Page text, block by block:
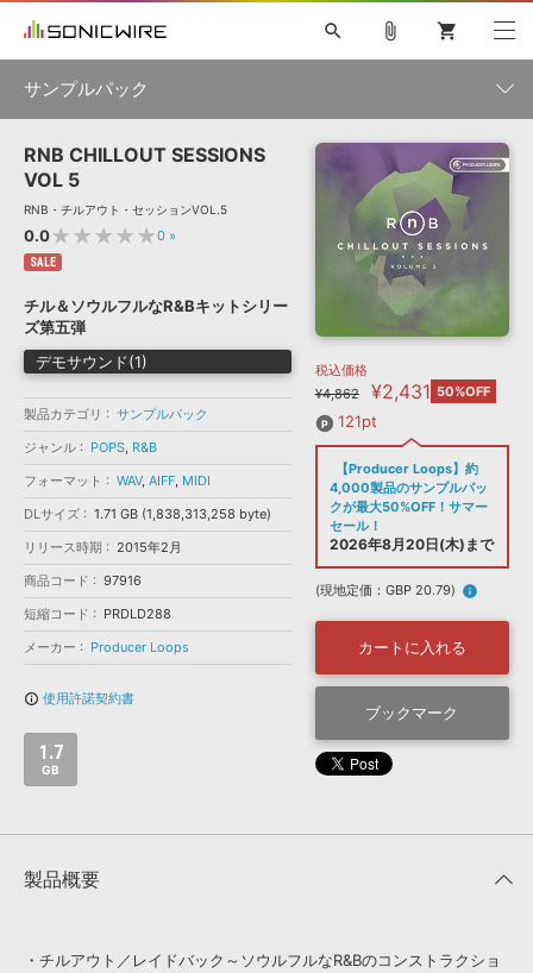
ソフト音源 »
プラグイン・エフェクト »
サンプルパック »
ソフトウェア／ツール »
DAW »
効果音 »
BGM »
キャンペーン »
特集 »
ニュースレター »
SONICWIREブログ »
製品サポート情報 »
DTMガイド »
FAQ »
お問い合わせ »
音楽カード
楽曲配信流通サービス
無償のサウンド管理ソフト
次世代型 ボーカル・エディタ
APS 映像のBGM・セリフを音声分離
SLS
search
初音ミク NT 鏡音リン・レン V4X
MEIKO V3
KAITO V3
SPITFIRE AUDIO
VIENNA
EZ DRUMMER 3
ライセンスフリーBGM
ボーカル抜き出し
DUBSTEP
ROUTER.FM
SONOCA
ソフト音源 プラグイン・エフェクト
ソフトウェア／ツール 効果音
attach_file shopping_cart
サンプルパック
製品一覧
ジャンル
フォーマット
ランキング
RNB CHILLOUT SESSIONS
VOL 5
RNB・チルアウト・セッションVOL.5
0.0★★★★★0 »
SALE
チル＆ソウルフルなR&Bキットシリー
ズ第五弾
デモサウンド(1)
製品カテゴリ
サンプルパック
ジャンル
POPS, R&B
フォーマット
WAV, AIFF, MIDI
DLサイズ
1.71 GB (1,838,313,258 byte)
リリース時期
2015年2月
商品コード
97916
短縮コード
PRDLD288
メーカー
Producer Loops
info_outline 使用許諾契約書
1.7
GB
税込価格
¥4,862
¥2,431 50%OFF
121pt
【Producer Loops】約
4,000製品のサンプルパッ
クが最大50%OFF！サマー
セール！
2026年8月20日(木)まで
(現地定価：GBP 20.79) info
カートに入れる
ブックマーク
製品概要
・チルアウト／レイドバック～ソウルフルなR&Bのコンストラクショ